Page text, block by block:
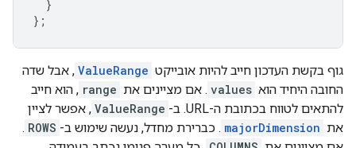
}
};
גוף בקשת העדכון חייב להיות אובייקט ValueRange , אבל שדה
החובה היחיד הוא values . אם מציינים את range , הוא חייב
להתאים לטווח בכתובת ה-URL. ב-
ValueRange , אפשר לציין
את majorDimension . כברירת מחדל, נעשה שימוש ב- ROWS
.